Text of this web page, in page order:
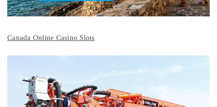
Canada Online Casino Slots